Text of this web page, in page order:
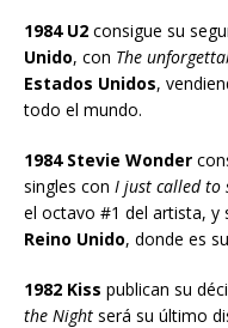
1984 U2 consigue su
Unido, con The
Estados Unidos,
todo el mundo.
1984 Stevie Wonder
singles con I just called to
el octavo #1 del artista, y
Reino Unido, donde es
1982 Kiss publican su
the Night será su último